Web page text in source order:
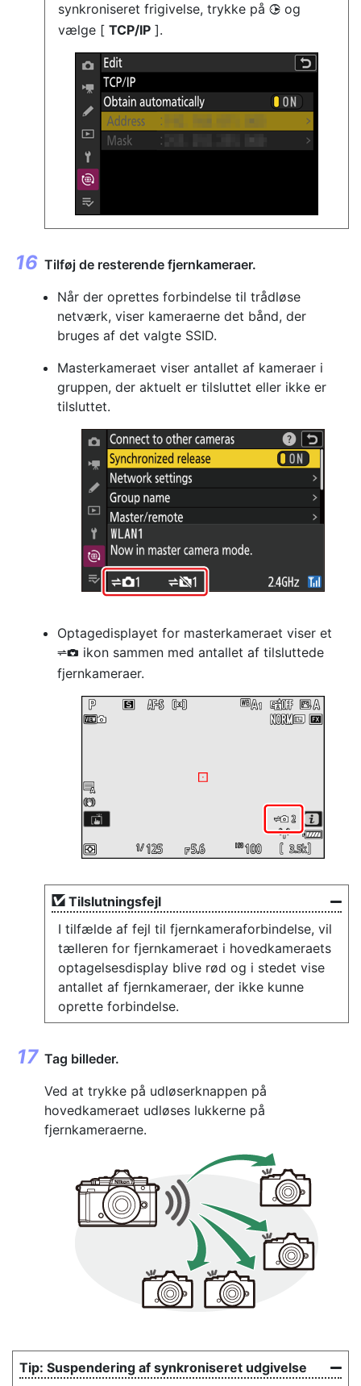
synkroniseret frigivelse, trykke på 2 og
vælge [ TCP/IP ].
Tilføj de resterende fjernkameraer.
Når der oprettes forbindelse til trådløse
netværk, viser kameraerne det bånd, der
bruges af det valgte SSID.
Masterkameraet viser antallet af kameraer i
gruppen, der aktuelt er tilsluttet eller ikke er
tilsluttet.
Optagedisplayet for masterkameraet viser et
k ikon sammen med antallet af tilsluttede
fjernkameraer.
Tilslutningsfejl
I tilfælde af fejl til fjernkameraforbindelse, vil
tælleren for fjernkameraet i hovedkameraets
optagelsesdisplay blive rød og i stedet vise
antallet af fjernkameraer, der ikke kunne
oprette forbindelse.
Tag billeder.
Ved at trykke på udløserknappen på
hovedkameraet udløses lukkerne på
fjernkameraerne.
Suspendering af synkroniseret udgivelse